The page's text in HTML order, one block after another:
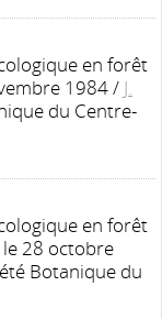
en forêt
1984/ J.
du Centre-
en forêt
28 octobre
Botanique du